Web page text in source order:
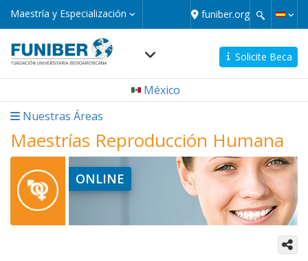
Pasar
principal
Maestría y Especialización
Maestría
y
funiber.org
Solicite Beca
Navegación
micro
México
Nuestras Áreas
Maestrías Reproducción Humana
ONLINE